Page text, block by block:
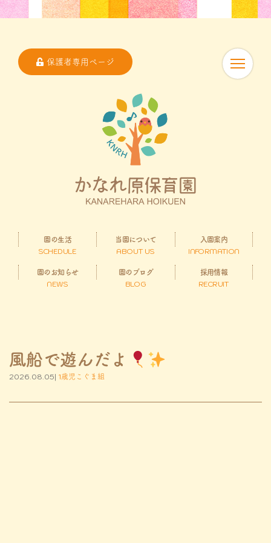
保護者専用ページ
園の生活
SCHEDULE
当園について
ABOUT US
入園案内
INFORMATION
園のお知らせ
NEWS
園のブログ
BLOG
採用情報
RECRUIT
風船で遊んだよ
2026.08.05| 1歳児こぐま組